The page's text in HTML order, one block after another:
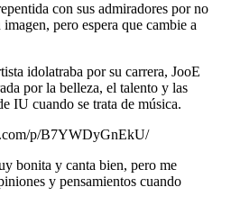
con sus admiradores por no
pero espera que cambie a
idolatraba por su carrera, JooE
por la belleza, el talento y las
IU cuando se trata de música.
p/B7YWDyGnEkU/
bonita y canta bien, pero me
y pensamientos cuando